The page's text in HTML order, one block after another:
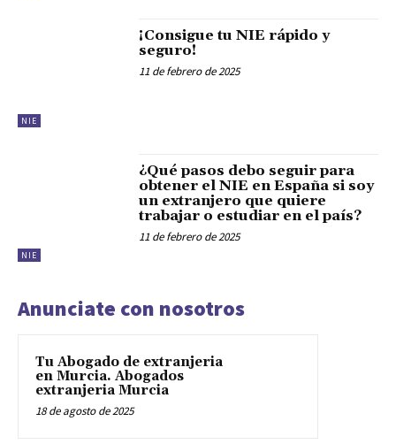
NIE
¡Consigue tu NIE rápido y
seguro!
11 de febrero de 2025
NIE
¿Qué pasos debo seguir para
obtener el NIE en España si soy
un extranjero que quiere
trabajar o estudiar en el país?
11 de febrero de 2025
Anunciate con nosotros
Tu Abogado de extranjeria
en Murcia. Abogados
extranjeria Murcia
18 de agosto de 2025